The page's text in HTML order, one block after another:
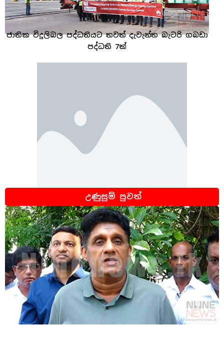
ජාතික විදුලිබල පද්ධතියට තවත් දැවැන්ත බැටරි ගබඩා
පද්ධති 7ක්
උණුසුම් පුවත්